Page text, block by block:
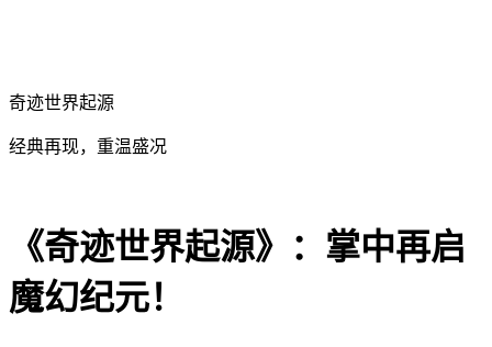
奇迹世界起源
经典再现，重温盛况
《奇迹世界起源》：掌中再启
魔幻纪元！